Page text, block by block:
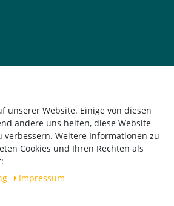
unserer Website. Einige von diesen
andere uns helfen, diese Website
verbessern. Weitere Informationen zu
Cookies und Ihren Rechten als
Impressum